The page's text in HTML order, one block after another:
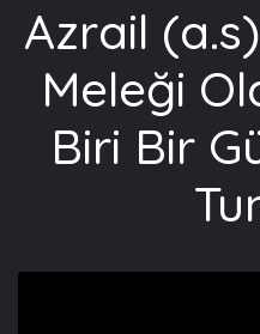
Azrail
Meleği
Biri Bir